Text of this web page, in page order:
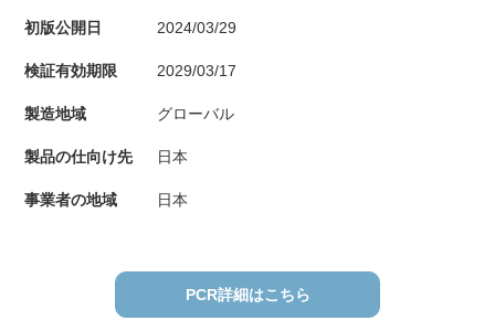
初版公開日 2024/03/29
検証有効期限 2029/03/17
製造地域 グローバル
製品の仕向け先 日本
事業者の地域 日本
PCR詳細はこちら